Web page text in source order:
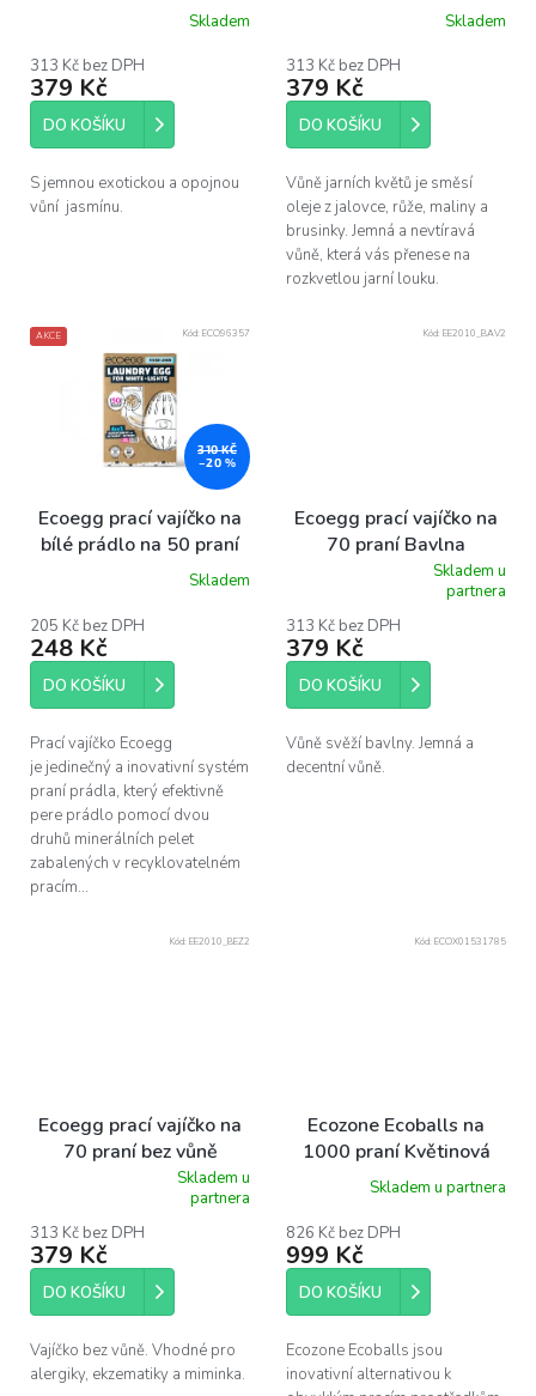
ů
Skladem
313 Kč bez DPH
379 Kč
DO KOŠÍKU
S jemnou exotickou a opojnou
vůní jasmínu.
produktu
je
4,2
5
Skladem
313 Kč bez DPH
379 Kč
DO KOŠÍKU
Vůně jarních květů je směsí
oleje z jalovce, růže, maliny a
brusinky. Jemná a nevtíravá
vůně, která vás přenese na
rozkvetlou jarní louku.
AKCE
310 KČ
–20 %
Ecoegg prací vajíčko na
bílé prádlo na 50 praní
svěží bavlnaSkladem
205 Kč bez DPH
248 Kč
DO KOŠÍKU
Prací vajíčko Ecoegg
je jedinečný a inovativní systém
praní prádla, který efektivně
pere prádlo pomocí dvou
druhů minerálních pelet
zabalených v recyklovatelném
pracím...
Kód: ECO96357
Ecoegg prací vajíčko na
70 praní Bavlna
produktu
je
3,8
5
Skladem u
partnera
313 Kč bez DPH
379 Kč
DO KOŠÍKU
Vůně svěží bavlny. Jemná a
decentní vůně.
Kód: EE2010_BAV2
Ecoegg prací vajíčko na
70 praní bez vůně
produktu
je
4,6
5
Skladem u
partnera
313 Kč bez DPH
379 Kč
DO KOŠÍKU
Vajíčko bez vůně. Vhodné pro
alergiky, ekzematiky a miminka.
Kód: EE2010_BEZ2
Ecozone Ecoballs na
1000 praní Květinová
vůně
Skladem u partnera
826 Kč bez DPH
999 Kč
DO KOŠÍKU
Ecozone Ecoballs jsou
inovativní alternativou k
Kód: ECOX01531785